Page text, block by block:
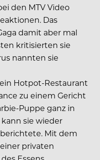
den MTV Video
Das
damit aber mal
kritisierten sie
nannten sie
Hotpot-Restaurant
zu einem Gericht
Puppe ganz in
sie wieder
Mit dem
privaten